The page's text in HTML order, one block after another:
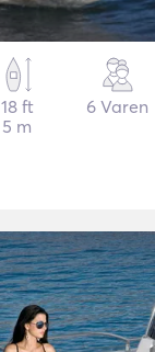
18 ft
5 m
6 Varen